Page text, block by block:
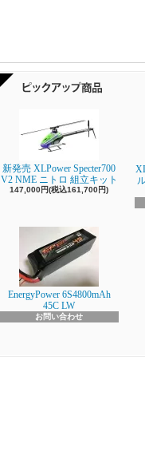
新発売 XLPower Specter700
V2 NME ニトロ 組立キット
147,000円(税込161,700円)
EnergyPower 6S4800mAh
45C LW
お問い合わせ